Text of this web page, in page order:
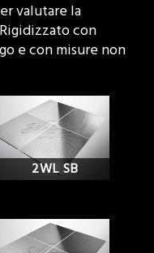
valutare la
con
e con misure non
2WL SB